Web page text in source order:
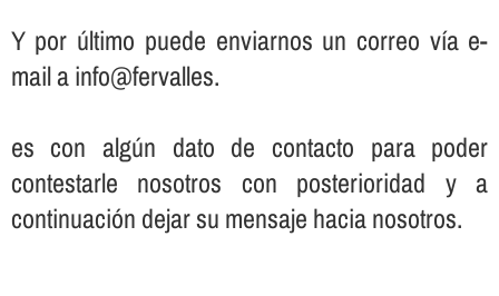
Y por último puede enviarnos un correo ví­a e-
mail a info@fervalles.
es con algún dato de contacto para poder
contestarle nosotros con posterioridad y a
continuación dejar su mensaje hacia nosotros.